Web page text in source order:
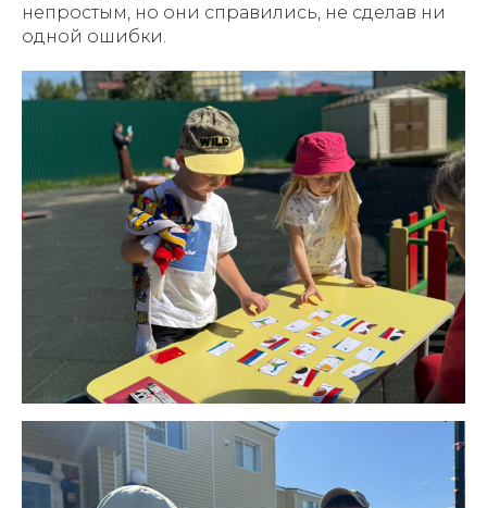
непростым, но они справились, не сделав ни
одной ошибки.